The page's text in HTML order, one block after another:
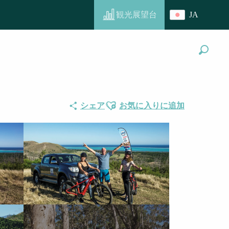
観光展望台 JA
シェアAjouter aux favoris
お気に入りに追加